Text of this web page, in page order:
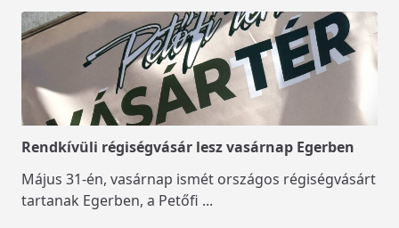
Rendkívüli régiségvásár lesz vasárnap Egerben
Május 31-én, vasárnap ismét országos régiségvásárt
tartanak Egerben, a Petőfi ...